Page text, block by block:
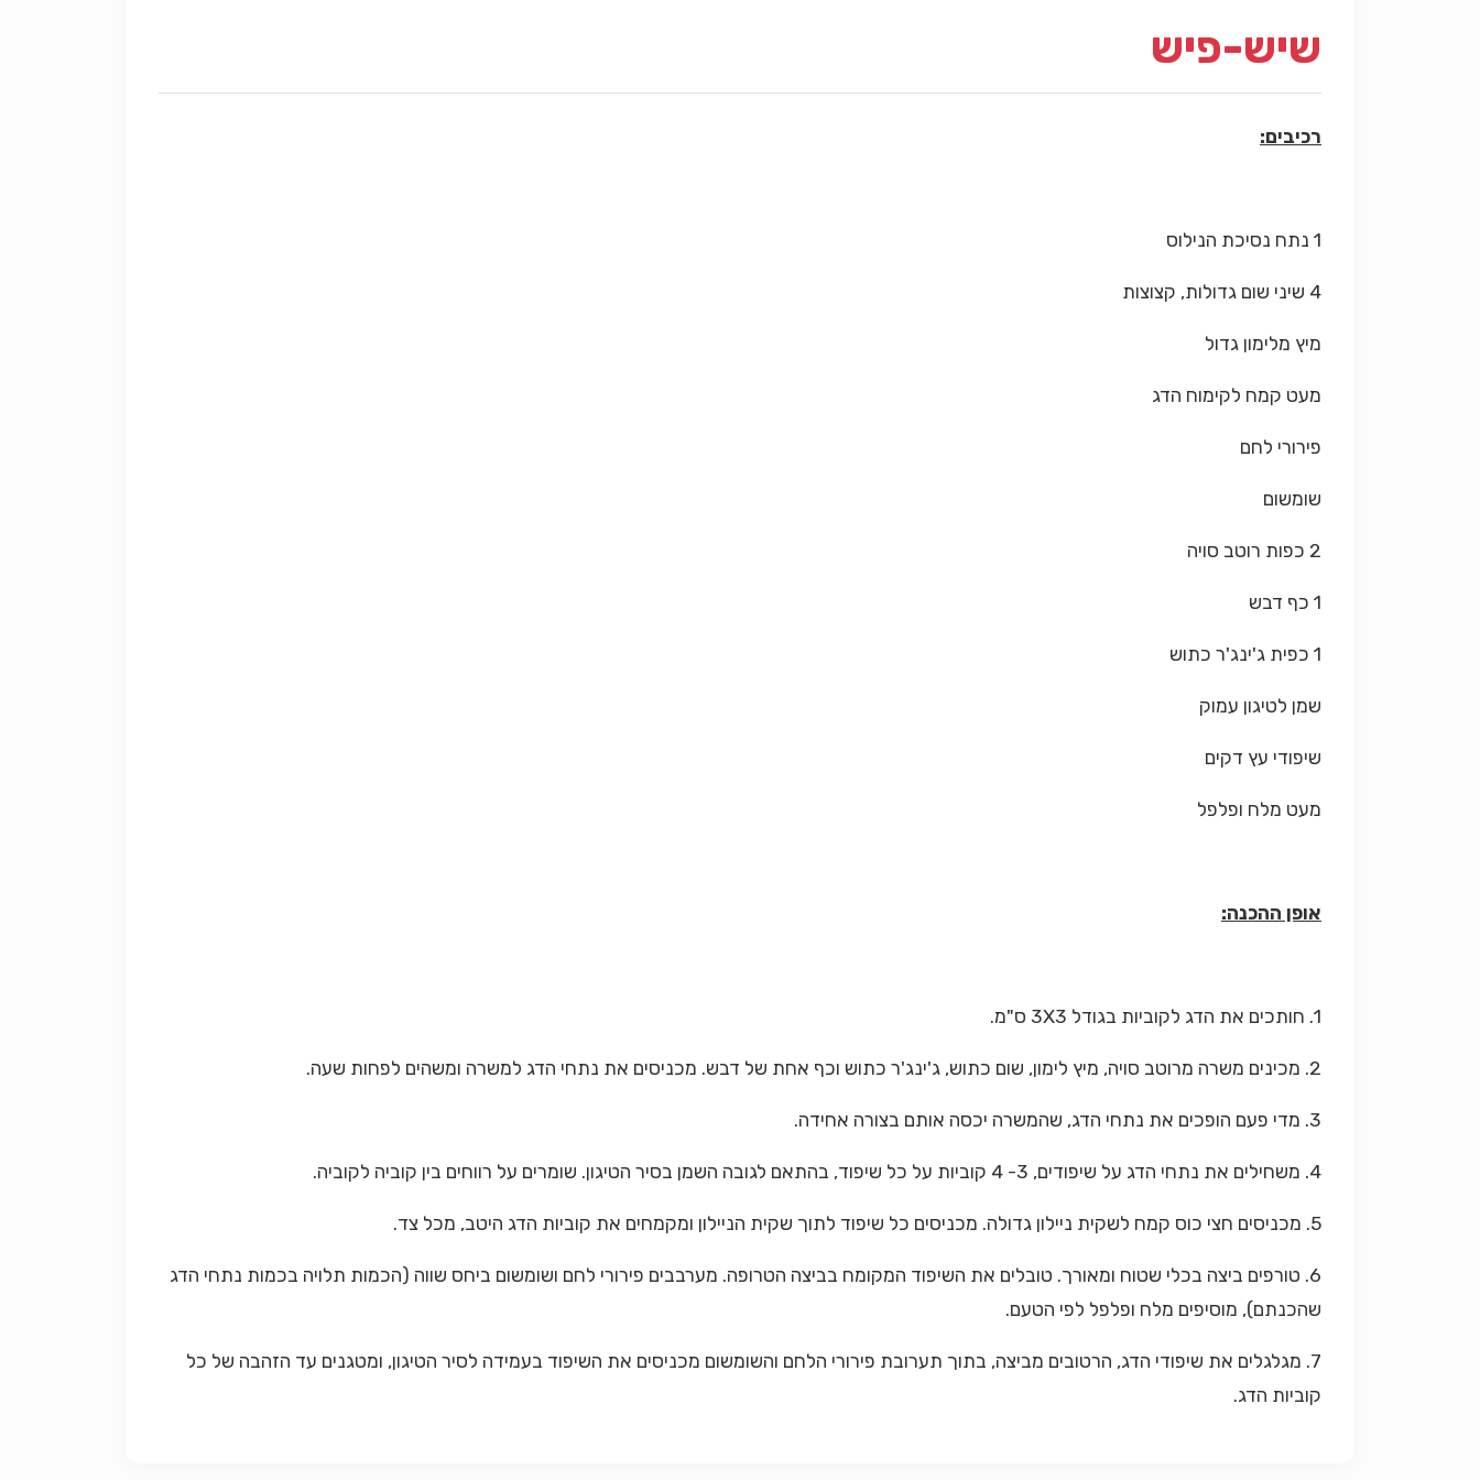
שיש-פיש
רכיבים:
1 נתח נסיכת הנילוס
4 שיני שום גדולות, קצוצות
מיץ מלימון גדול
מעט קמח לקימוח הדג
פירורי לחם
שומשום
2 כפות רוטב סויה
1 כף דבש
1 כפית ג'ינג'ר כתוש
שמן לטיגון עמוק
שיפודי עץ דקים
מעט מלח ופלפל
אופן ההכנה:
1. חותכים את הדג לקוביות בגודל 3X3 ס"מ.
2. מכינים משרה מרוטב סויה, מיץ לימון, שום כתוש, ג'ינג'ר כתוש וכף אחת של דבש. מכניסים את נתחי הדג למשרה ומשהים לפחות שעה.
3. מדי פעם הופכים את נתחי הדג, שהמשרה יכסה אותם בצורה אחידה.
4. משחילים את נתחי הדג על שיפודים, 3- 4 קוביות על כל שיפוד, בהתאם לגובה השמן בסיר הטיגון. שומרים על רווחים בין קוביה לקוביה.
5. מכניסים חצי כוס קמח לשקית ניילון גדולה. מכניסים כל שיפוד לתוך שקית הניילון ומקמחים את קוביות הדג היטב, מכל צד.
6. טורפים ביצה בכלי שטוח ומאורך. טובלים את השיפוד המקומח בביצה הטרופה. מערבבים פירורי לחם ושומשום ביחס שווה (הכמות תלויה בכמות נתחי הדג
שהכנתם), מוסיפים מלח ופלפל לפי הטעם.
7. מגלגלים את שיפודי הדג, הרטובים מביצה, בתוך תערובת פירורי הלחם והשומשום מכניסים את השיפוד בעמידה לסיר הטיגון, ומטגנים עד הזהבה של כל
קוביות הדג.